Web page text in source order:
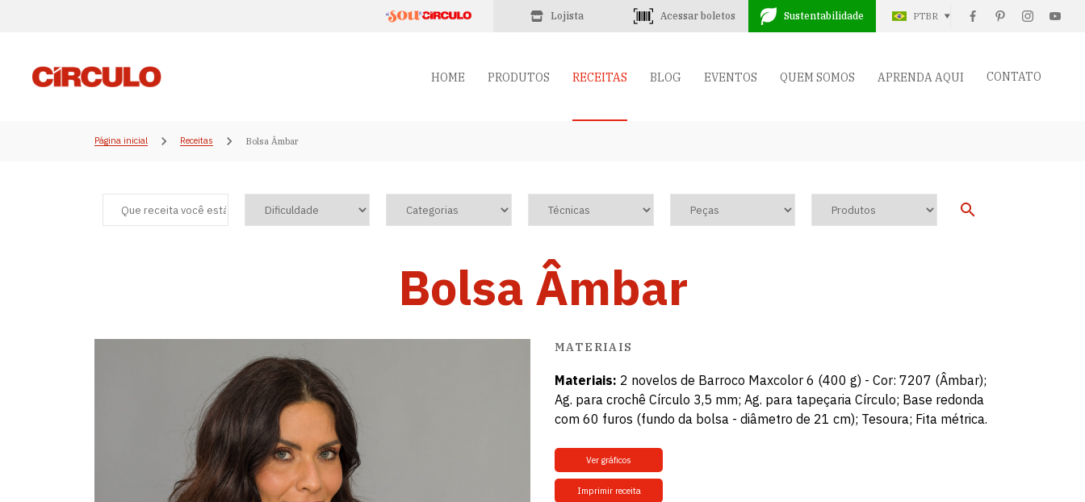
Lojista Acessar boletos Sustentabilidade PTBR
HOME PRODUTOS RECEITAS BLOG EVENTOS QUEM SOMOS APRENDA AQUI CONTATO
Página inicial Receitas Bolsa Âmbar
Bolsa Âmbar
MATERIAIS
Materiais: 2 novelos de Barroco Maxcolor 6 (400 g) - Cor: 7207 (Âmbar);
Ag. para crochê Círculo 3,5 mm; Ag. para tapeçaria Círculo; Base redonda
com 60 furos (fundo da bolsa - diâmetro de 21 cm); Tesoura; Fita métrica.
Ver gráficos
Imprimir receita